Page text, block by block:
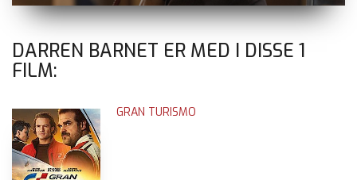
DARREN BARNET ER MED I DISSE 1
FILM:
GRAN TURISMO